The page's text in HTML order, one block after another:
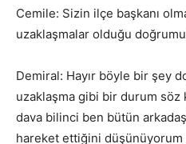
Cemile: Sizin ilçe başkanı
uzaklaşmalar olduğu
Demiral: Hayır böyle bir şey
uzaklaşma gibi bir durum
dava bilinci ben bütün
hareket ettiğini düşünüyorum